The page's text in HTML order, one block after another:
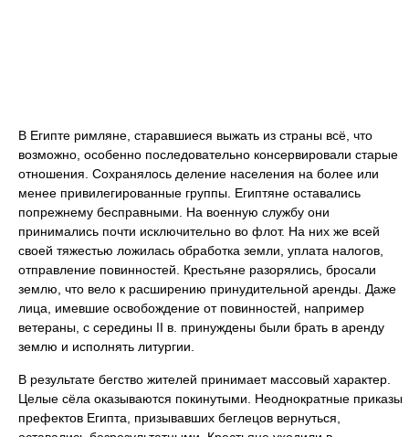
В Египте римляне, старавшиеся выжать из страны всё, что
возможно, особенно последовательно консервировали старые
отношения. Сохранялось деление населения на более или
менее привилегированные группы. Египтяне оставались
попрежнему бесправными. На военную службу они
принимались почти исключительно во флот. На них же всей
своей тяжестью ложилась обработка земли, уплата налогов,
отправление повинностей. Крестьяне разорялись, бросали
землю, что вело к расширению принудительной аренды. Даже
лица, имевшие освобождение от повинностей, например
ветераны, с середины II в. принуждены были брать в аренду
землю и исполнять литургии.
В результате бегство жителей принимает массовый характер.
Целые сёла оказываются покинутыми. Неоднократные приказы
префектов Египта, призывавших беглецов вернуться,